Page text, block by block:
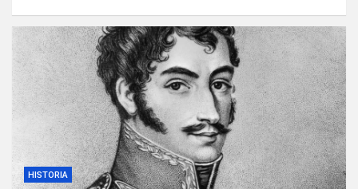
HISTORIA